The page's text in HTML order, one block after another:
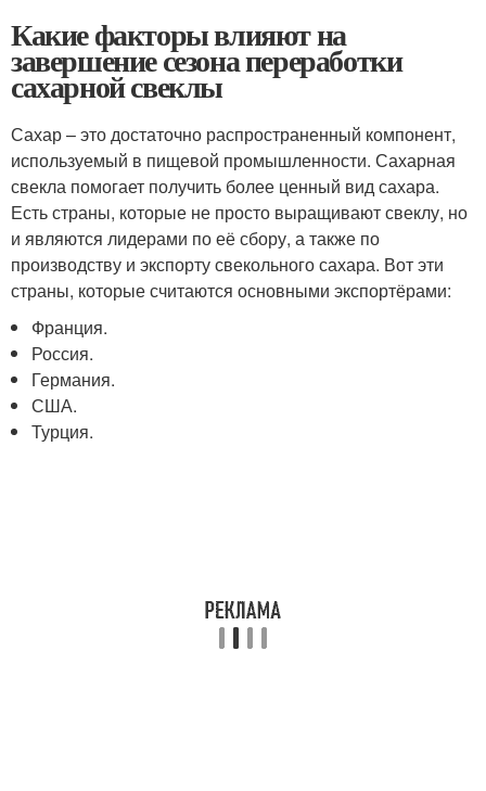
Какие факторы влияют на
завершение сезона переработки
сахарной свеклы
Сахар – это достаточно распространенный компонент,
используемый в пищевой промышленности. Сахарная
свекла помогает получить более ценный вид сахара.
Есть страны, которые не просто выращивают свеклу, но
и являются лидерами по её сбору, а также по
производству и экспорту свекольного сахара. Вот эти
страны, которые считаются основными экспортёрами:
Франция.
Россия.
Германия.
США.
Турция.